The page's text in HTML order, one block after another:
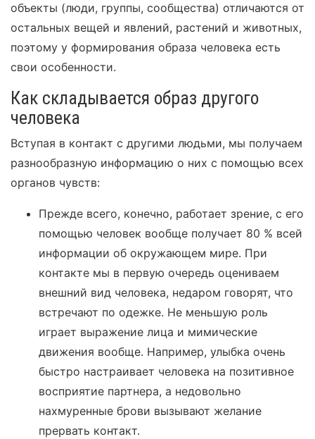
объекты (люди, группы, сообщества) отличаются от
остальных вещей и явлений, растений и животных,
поэтому у формирования образа человека есть
свои особенности.
Как складывается образ другого
человека
Вступая в контакт с другими людьми, мы получаем
разнообразную информацию о них с помощью всех
органов чувств:
Прежде всего, конечно, работает зрение, с его
помощью человек вообще получает 80 % всей
информации об окружающем мире. При
контакте мы в первую очередь оцениваем
внешний вид человека, недаром говорят, что
встречают по одежке. Не меньшую роль
играет выражение лица и мимические
движения вообще. Например, улыбка очень
быстро настраивает человека на позитивное
восприятие партнера, а недовольно
нахмуренные брови вызывают желание
прервать контакт.